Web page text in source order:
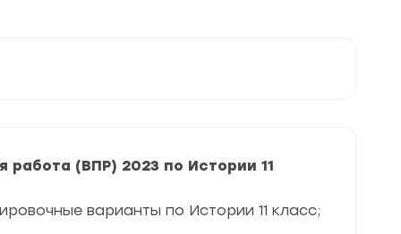
работа (ВПР) 2023 по Истории 11
варианты по Истории 11 класс;